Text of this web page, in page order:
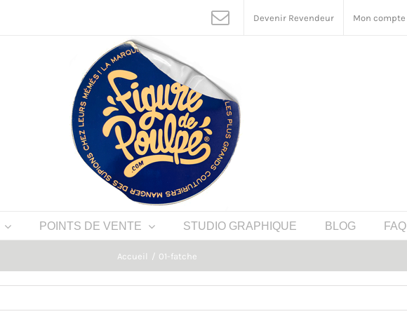
Devenir Revendeur Mon compte
POINTS DE VENTE STUDIO GRAPHIQUE BLOG FAQ
Accueil 01-fatche